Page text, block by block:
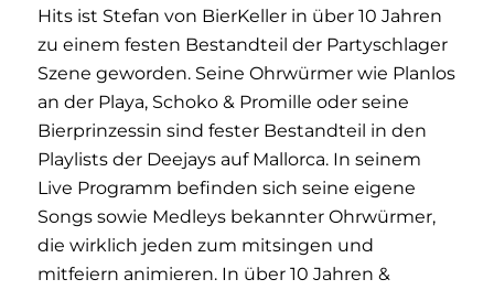
Hits ist Stefan von BierKeller in über 10 Jahren
zu einem festen Bestandteil der Partyschlager
Szene geworden. Seine Ohrwürmer wie Planlos
an der Playa, Schoko & Promille oder seine
Bierprinzessin sind fester Bestandteil in den
Playlists der Deejays auf Mallorca. In seinem
Live Programm befinden sich seine eigene
Songs sowie Medleys bekannter Ohrwürmer,
die wirklich jeden zum mitsingen und
mitfeiern animieren. In über 10 Jahren &